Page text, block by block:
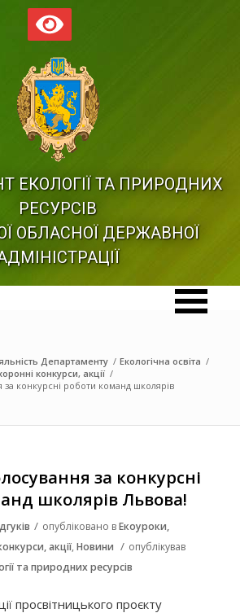
ЕКОЛОГІЇ ТА ПРИРОДНИХ
РЕСУРСІВ
ОБЛАСНОЇ ДЕРЖАВНОЇ
Департаменту / Екологічна освіта /
конкурси, акції /
за конкурсні роботи команд школярів
за конкурсні
школярів Львова!
/ опубліковано вЕкоуроки,
акції, Новини / опублікував
та природних ресурсів
просвітницького проєкту